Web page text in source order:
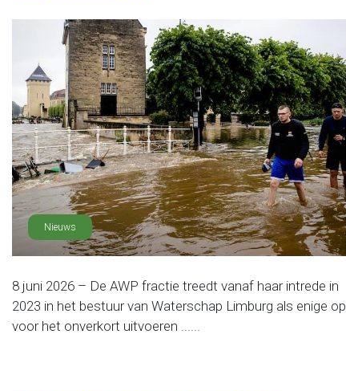
Nieuws
8 juni 2026 – De AWP fractie treedt vanaf haar intrede in
2023 in het bestuur van Waterschap Limburg als enige op
voor het onverkort uitvoeren ......